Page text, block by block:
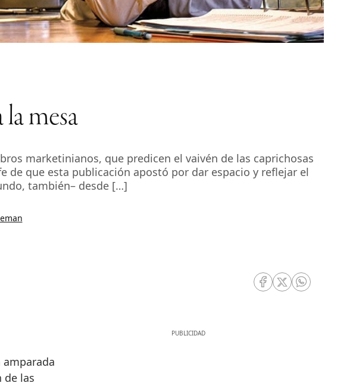
la mesa
marketinianos, que predicen el vaivén de las caprichosas
de que esta publicación apostó por dar espacio y reflejar el
también– desde […]
RRSS Facebook
RRSS Twitter
RRSS
de las